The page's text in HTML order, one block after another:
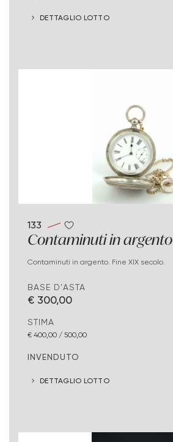
DETTAGLIO LOTTO
133
Contaminuti in argento
Contaminuti in argento. Fine XIX secolo.
BASE D'ASTA
€ 300,00
STIMA
€ 400,00 / 500,00
INVENDUTO
DETTAGLIO LOTTO